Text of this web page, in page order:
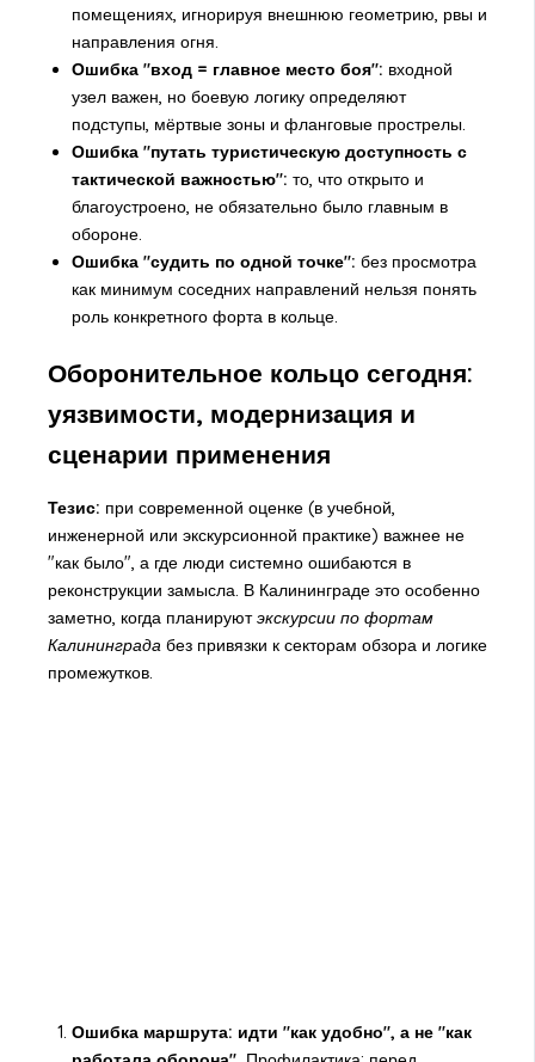
помещениях, игнорируя внешнюю геометрию, рвы и
направления огня.
Ошибка "вход = главное место боя": входной
узел важен, но боевую логику определяют
подступы, мёртвые зоны и фланговые прострелы.
Ошибка "путать туристическую доступность с
тактической важностью": то, что открыто и
благоустроено, не обязательно было главным в
обороне.
Ошибка "судить по одной точке": без просмотра
как минимум соседних направлений нельзя понять
роль конкретного форта в кольце.
Оборонительное кольцо сегодня:
уязвимости, модернизация и
сценарии применения
Тезис: при современной оценке (в учебной,
инженерной или экскурсионной практике) важнее не
"как было", а где люди системно ошибаются в
реконструкции замысла. В Калининграде это особенно
заметно, когда планируютэкскурсии по фортам
Калининградабез привязки к секторам обзора и логике
промежутков.
Ошибка маршрута: идти "как удобно", а не "как